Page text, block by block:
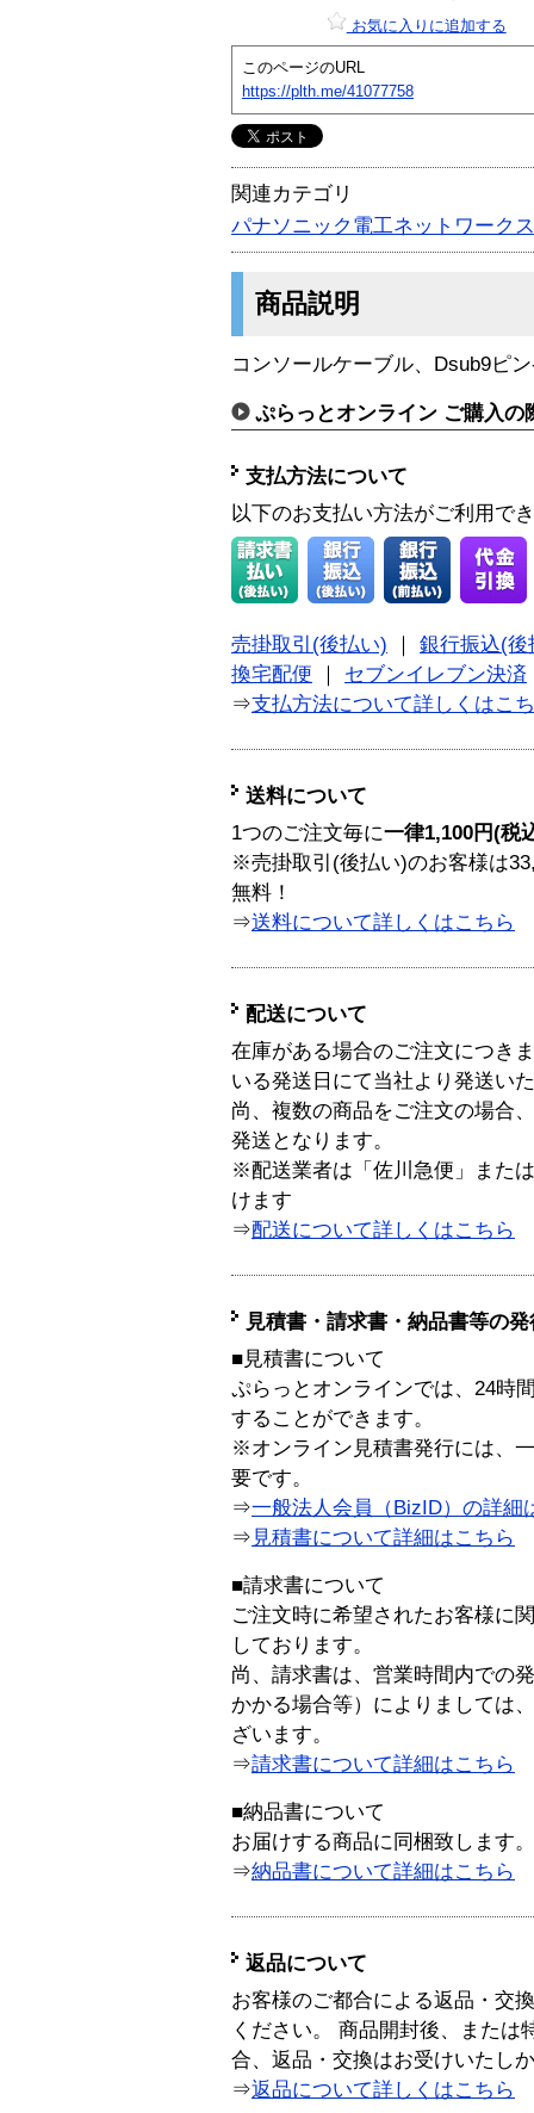
お気に入りに追加する
このページのURL
https://plth.me/41077758
関連カテゴリ
パナソニック電工ネットワークス
商品説明
コンソールケーブル、Dsub9ピ
ぷらっとオンライン ご購入の
支払方法について
以下のお支払い方法がご利用で
売掛取引(後払い)
銀行振込(後
換宅配便
セブンイレブン決済
⇒支払方法について詳しくはこ
送料について
1つのご注文毎に一律1,100円(税
※売掛取引(後払い)のお客様は
無料！
⇒送料について詳しくはこちら
配送について
在庫がある場合のご注文につき
いる発送日にて当社より発送い
尚、複数の商品をご注文の場合
発送となります。
※配送業者は「佐川急便」また
けます
⇒配送について詳しくはこちら
見積書・請求書・納品書等の
■見積書について
ぷらっとオンラインでは、24時
することができます。
※オンライン見積書発行には、
要です。
⇒一般法人会員（BizID）の詳細
⇒ 見積書について詳細はこちら
■請求書について
ご注文時に希望されたお客様に
しております。
尚、請求書は、営業時間内での
かかる場合等）によりましては
ざいます。
⇒請求書について詳細はこちら
■納品書について
お届けする商品に同梱致します。
⇒納品書について詳細はこちら
返品について
お客様のご都合による返品・交
ください。 商品開封後、または
合、返品・交換はお受けいたし
⇒返品について詳しくはこちら